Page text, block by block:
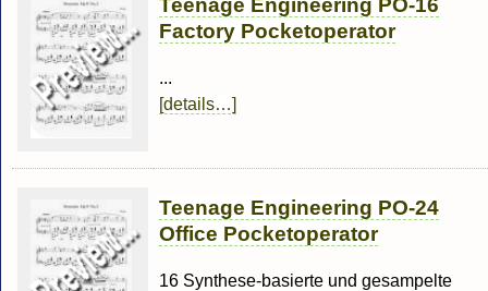
Teenage Engineering PO-16
Factory Pocketoperator
...
[details…]
Teenage Engineering PO-24
Office Pocketoperator
16 Synthese-basierte und gesampelte